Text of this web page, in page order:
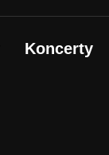
Koncerty